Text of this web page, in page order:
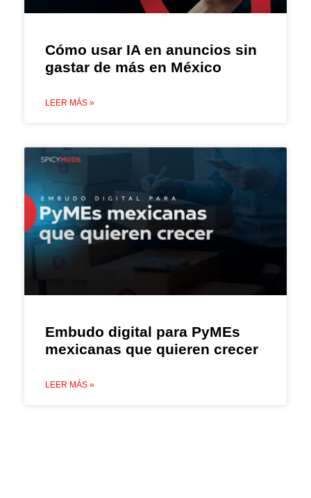
Cómo usar IA en anuncios sin
gastar de más en México
LEER MÁS »
Embudo digital para PyMEs
mexicanas que quieren crecer
LEER MÁS »